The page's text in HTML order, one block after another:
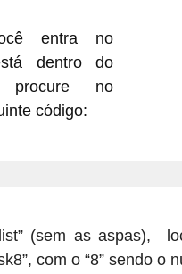
entra no
dentro do
procure no
código:
(sem as aspas),
com o “8” sendo o